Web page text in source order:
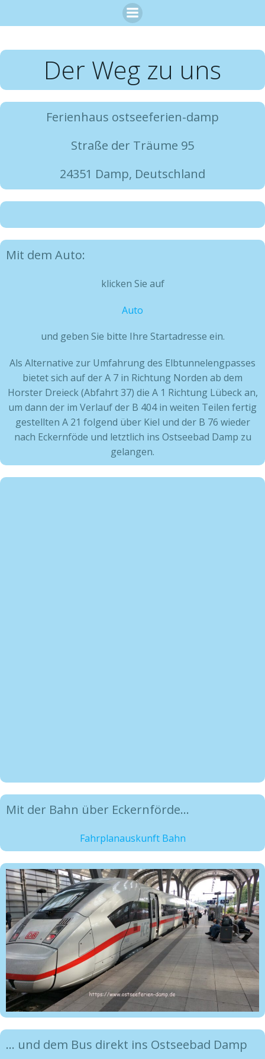
Zum
Inhalt
Der Weg zu uns
Ferienhaus ostseeferien-damp
Straße der Träume 95
24351 Damp, Deutschland
Mit dem Auto:
klicken Sie auf
Auto
und geben Sie bitte Ihre Startadresse ein.
Als Alternative zur Umfahrung des Elbtunnelengpasses
bietet sich auf der A 7 in Richtung Norden ab dem
Horster Dreieck (Abfahrt 37) die A 1 Richtung Lübeck an,
um dann der im Verlauf der B 404 in weiten Teilen fertig
gestellten A 21 folgend über Kiel und der B 76 wieder
nach Eckernföde und letztlich ins Ostseebad Damp zu
gelangen.
Mit der Bahn über Eckernförde…
Fahrplanauskunft Bahn
… und dem Bus direkt ins Ostseebad Damp